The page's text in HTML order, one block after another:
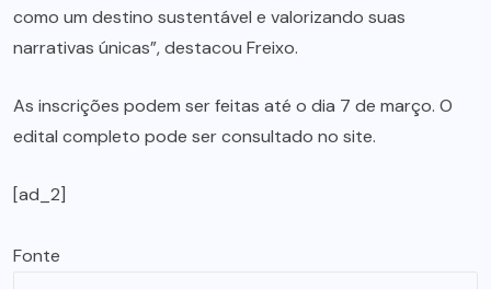
como um destino sustentável e valorizando suas
narrativas únicas”, destacou Freixo.
As inscrições podem ser feitas até o dia 7 de março. O
edital completo pode ser consultado no site.
[ad_2]
Fonte